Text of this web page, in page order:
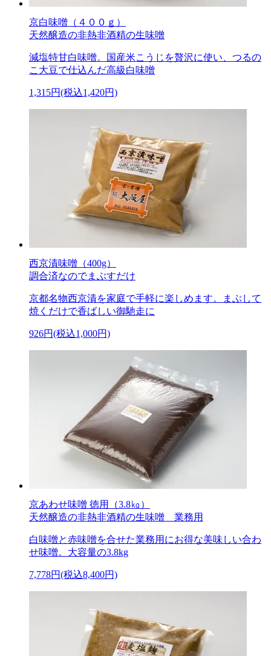
京白味噌（４００ｇ）
天然醸造の非熱非酒精の生味噌
減塩特甘白味噌。国産米こうじを贅沢に使い、つるの
こ大豆で仕込んだ高級白味噌
1,315円(税込1,420円)
西京漬味噌（400g）
調合済なのでまぶすだけ
京都名物西京漬を家庭で手軽に楽しめます。まぶして
焼くだけで香ばしい御馳走に
926円(税込1,000円)
京あわせ味噌 徳用（3.8㎏）
天然醸造の非熱非酒精の生味噌 業務用
白味噌と赤味噌を合せた業務用にお得な美味しい合わ
せ味噌。大容量の3.8kg
7,778円(税込8,400円)